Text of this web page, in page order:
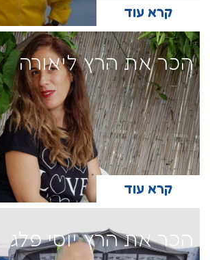
קרא עוד
הכר את הרץ ליאורה
קרא עוד
הכר את הרץ יוסי פלג